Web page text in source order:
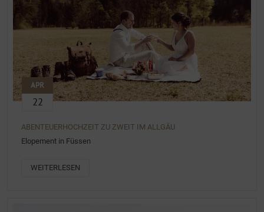
APR
22
ABENTEUERHOCHZEIT ZU ZWEIT IM ALLGÄU
Elopement in Füssen
WEITERLESEN